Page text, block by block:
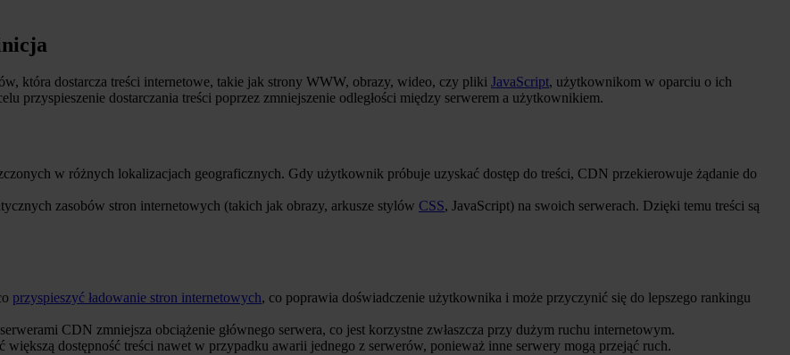
która dostarcza treści internetowe, takie jak strony WWW, obrazy, wideo, czy pliki JavaScript, użytkownikom w oparciu o ich
przyspieszenie dostarczania treści poprzez zmniejszenie odległości między serwerem a użytkownikiem.
w różnych lokalizacjach geograficznych. Gdy użytkownik próbuje uzyskać dostęp do treści, CDN przekierowuje żądanie do
zasobów stron internetowych (takich jak obrazy, arkusze stylów CSS, JavaScript) na swoich serwerach. Dzięki temu treści są
przyspieszyć ładowanie stron internetowych, co poprawia doświadczenie użytkownika i może przyczynić się do lepszego rankingu
CDN zmniejsza obciążenie głównego serwera, co jest korzystne zwłaszcza przy dużym ruchu internetowym.
większą dostępność treści nawet w przypadku awarii jednego z serwerów, ponieważ inne serwery mogą przejąć ruch.